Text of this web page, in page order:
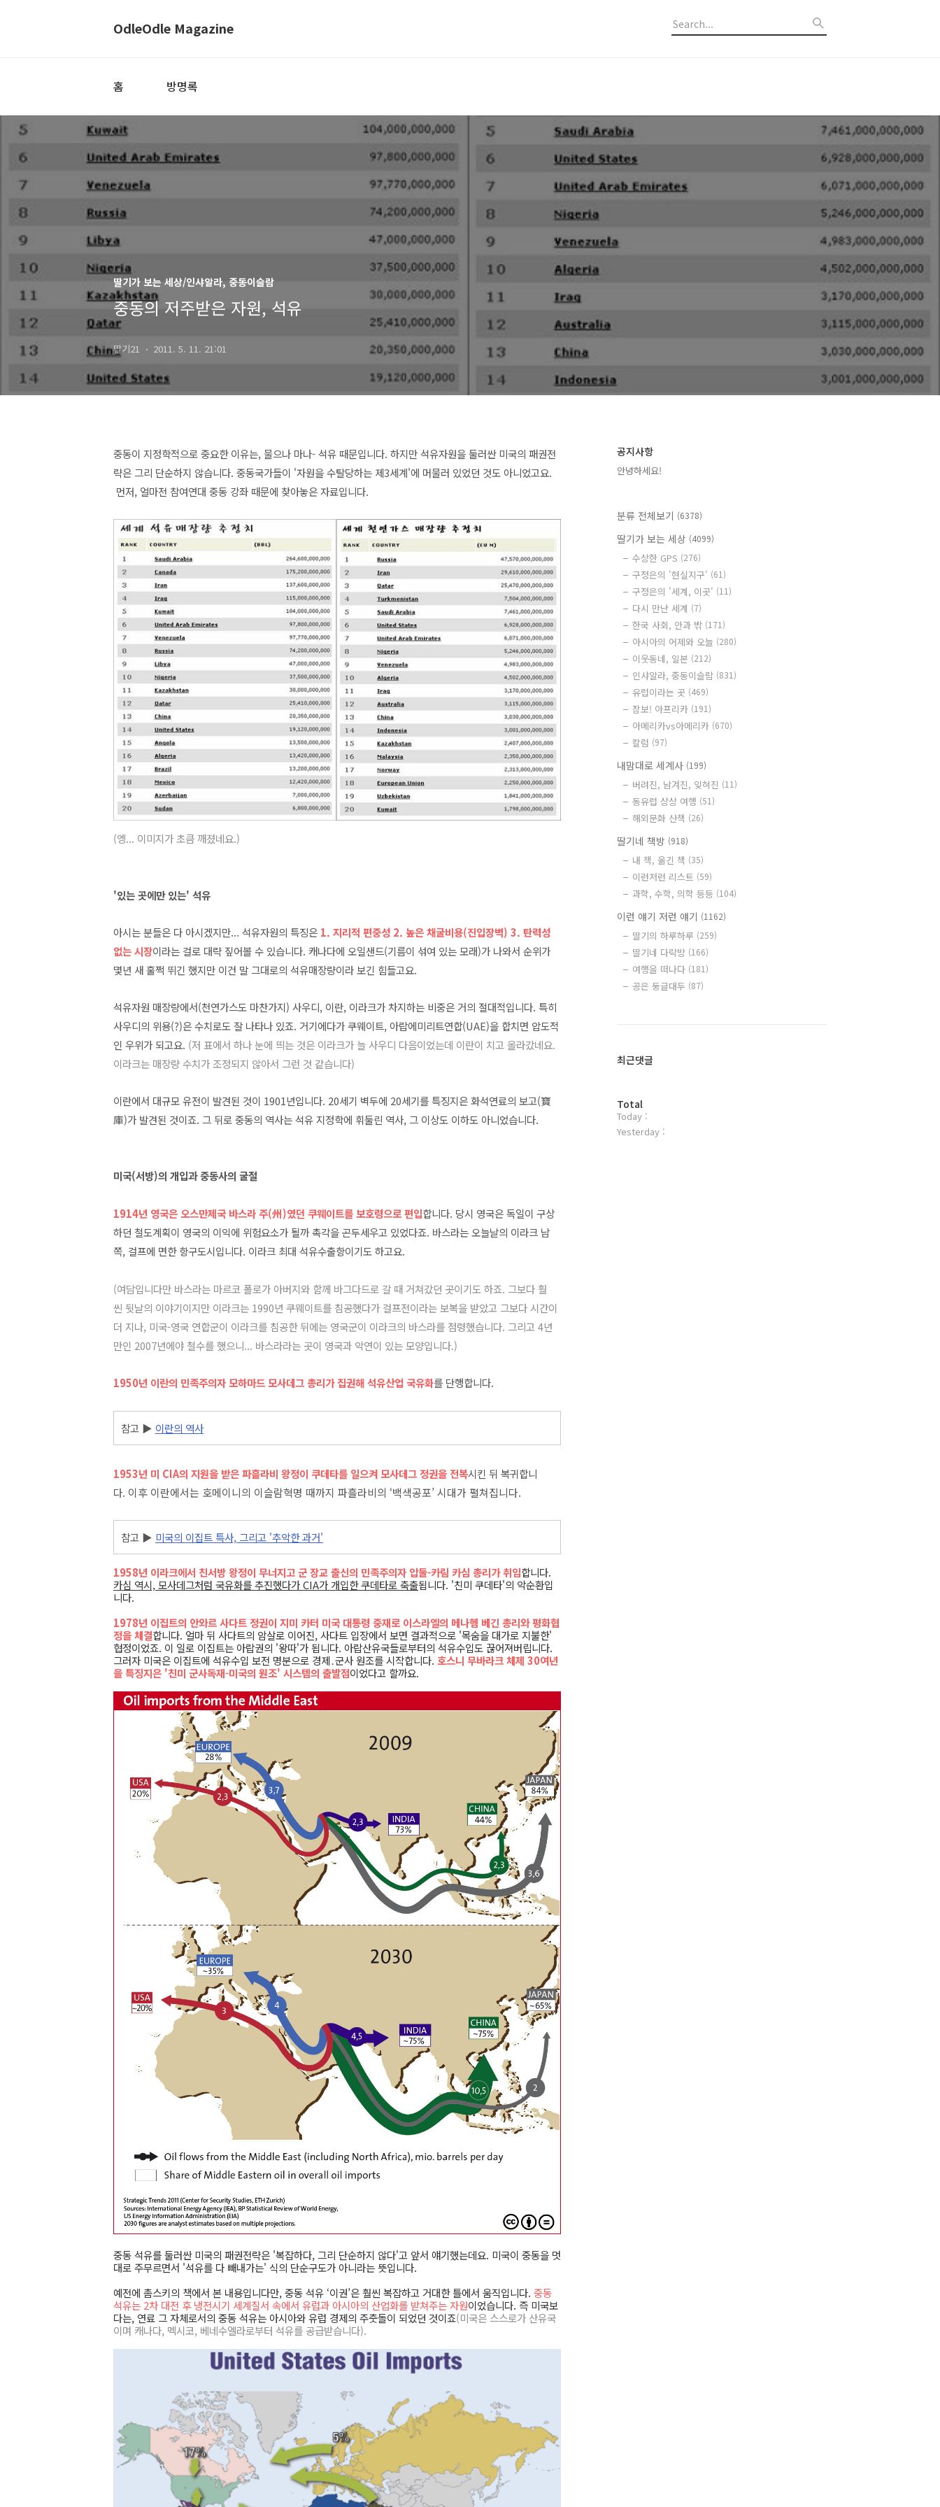
OdleOdle Magazine
홈 방명록
딸기가 보는 세상/인샤알라, 중동이슬람
중동의 저주받은 자원, 석유
딸기21 2011. 5. 11. 21:01
중동이 지정학적으로 중요한 이유는, 물으나 마나- 석유 때문입니다. 하지만 석유자원을 둘러싼 미국의 패권전
략은 그리 단순하지 않습니다. 중동국가들이 '자원을 수탈당하는 제3세계'에 머물러 있었던 것도 아니었고요.
먼저, 얼마전 참여연대 중동 강좌 때문에 찾아놓은 자료입니다.
(엥... 이미지가 초큼 깨졌네요.)
'있는 곳에만 있는' 석유
아시는 분들은 다 아시겠지만... 석유자원의 특징은 1. 지리적 편중성 2. 높은 채굴비용(진입장벽) 3. 탄력성
없는 시장이라는 걸로 대략 짚어볼 수 있습니다. 캐나다에 오일샌드(기름이 섞여 있는 모래)가 나와서 순위가
몇년 새 훌쩍 뛰긴 했지만 이건 말 그대로의 석유매장량이라 보긴 힘들고요.
석유자원 매장량에서(천연가스도 마찬가지) 사우디, 이란, 이라크가 차지하는 비중은 거의 절대적입니다. 특히
사우디의 위용(?)은 수치로도 잘 나타나 있죠. 거기에다가 쿠웨이트, 아랍에미리트연합(UAE)을 합치면 압도적
인 우위가 되고요. (저 표에서 하나 눈에 띄는 것은 이라크가 늘 사우디 다음이었는데 이란이 치고 올라갔네요.
이라크는 매장량 수치가 조정되지 않아서 그런 것 같습니다)
이란에서 대규모 유전이 발견된 것이 1901년입니다. 20세기 벽두에 20세기를 특징지은 화석연료의 보고(寶
庫)가 발견된 것이죠. 그 뒤로 중동의 역사는 석유 지정학에 휘둘린 역사, 그 이상도 이하도 아니었습니다.
미국(서방)의 개입과 중동사의 굴절
1914년 영국은 오스만제국 바스라 주(州)였던 쿠웨이트를 보호령으로 편입합니다. 당시 영국은 독일이 구상
하던 철도계획이 영국의 이익에 위험요소가 될까 촉각을 곤두세우고 있었다죠. 바스라는 오늘날의 이라크 남
쪽, 걸프에 면한 항구도시입니다. 이라크 최대 석유수출항이기도 하고요.
(여담입니다만 바스라는 마르코 폴로가 아버지와 함께 바그다드로 갈 때 거쳐갔던 곳이기도 하죠. 그보다 훨
씬 뒷날의 이야기이지만 이라크는 1990년 쿠웨이트를 침공했다가 걸프전이라는 보복을 받았고 그보다 시간이
더 지나, 미국-영국 연합군이 이라크를 침공한 뒤에는 영국군이 이라크의 바스라를 점령했습니다. 그리고 4년
만인 2007년에야 철수를 했으니... 바스라라는 곳이 영국과 악연이 있는 모양입니다.)
1950년 이란의 민족주의자 모하마드 모사데그 총리가 집권해 석유산업 국유화를 단행합니다.
참고 ▶ 이란의 역사
1953년 미 CIA의 지원을 받은 파흘라비 왕정이 쿠데타를 일으켜 모사데그 정권을 전복시킨 뒤 복귀합니
다. 이후 이란에서는 호메이니의 이슬람혁명 때까지 파흘라비의 ‘백색공포’ 시대가 펼쳐집니다.
참고 ▶ 미국의 이집트 특사, 그리고 '추악한 과거'
1958년 이라크에서 친서방 왕정이 무너지고 군 장교 출신의 민족주의자 압둘-카림 카심 총리가 취임합니다.
카심 역시, 모사데그처럼 국유화를 추진했다가 CIA가 개입한 쿠데타로 축출됩니다. '친미 쿠데타'의 악순환입
니다.
1978년 이집트의 안와르 사다트 정권이 지미 카터 미국 대통령 중재로 이스라엘의 메나헴 베긴 총리와 평화협
정을 체결합니다. 얼마 뒤 사다트의 암살로 이어진, 사다트 입장에서 보면 결과적으로 '목숨을 대가로 지불한'
협정이었죠. 이 일로 이집트는 아랍권의 '왕따'가 됩니다. 아랍산유국들로부터의 석유수입도 끊어져버립니다.
그러자 미국은 이집트에 석유수입 보전 명분으로 경제․군사 원조를 시작합니다. 호스니 무바라크 체제 30여년
을 특징지은 '친미 군사독재-미국의 원조' 시스템의 출발점이었다고 할까요.
중동 석유를 둘러싼 미국의 패권전략은 '복잡하다, 그리 단순하지 않다'고 앞서 얘기했는데요. 미국이 중동을 멋
대로 주무르면서 '석유를 다 빼내가는' 식의 단순구도가 아니라는 뜻입니다.
예전에 촘스키의 책에서 본 내용입니다만, 중동 석유 ‘이권’은 훨씬 복잡하고 거대한 틀에서 움직입니다. 중동
석유는 2차 대전 후 냉전시기 세계질서 속에서 유럽과 아시아의 산업화를 받쳐주는 자원이었습니다. 즉 미국보
다는, 연료 그 자체로서의 중동 석유는 아시아와 유럽 경제의 주춧돌이 되었던 것이죠(미국은 스스로가 산유국
이며 캐나다, 멕시코, 베네수엘라로부터 석유를 공급받습니다).
공지사항
안녕하세요!
분류 전체보기 (6378)
딸기가 보는 세상 (4099)
수상한 GPS (276)
구정은의 '현실지구' (61)
구정은의 '세계, 이곳' (11)
다시 만난 세계 (7)
한국 사회, 안과 밖 (171)
아시아의 어제와 오늘 (280)
이웃동네, 일본 (212)
인샤알라, 중동이슬람 (831)
유럽이라는 곳 (469)
잠보! 아프리카 (191)
아메리카vs아메리카 (670)
칼럼 (97)
내맘대로 세계사 (199)
버려진, 남겨진, 잊혀진 (11)
동유럽 상상 여행 (51)
해외문화 산책 (26)
딸기네 책방 (918)
내 책, 옮긴 책 (35)
이런저런 리스트 (59)
과학, 수학, 의학 등등 (104)
이런 얘기 저런 얘기 (1162)
딸기의 하루하루 (259)
딸기네 다락방 (166)
여행을 떠나다 (181)
공은 둥글대두 (87)
최근댓글
방
문
자
Total
Today :
Yesterday :